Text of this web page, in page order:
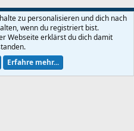
Hilfe und Impressum Start
2026 XenForo Ltd.
zu personalisieren und dich nach
wenn du registriert bist.
Webseite erklärst du dich damit
Erfahre mehr...